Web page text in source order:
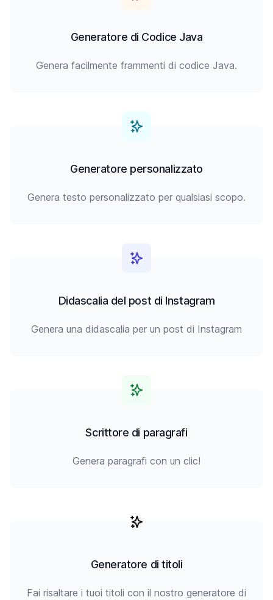
Generatore di Codice Java
Genera facilmente frammenti di codice Java.
Generatore personalizzato
Genera testo personalizzato per qualsiasi scopo.
Didascalia del post di Instagram
Genera una didascalia per un post di Instagram
Scrittore di paragrafi
Genera paragrafi con un clic!
Generatore di titoli
Fai risaltare i tuoi titoli con il nostro generatore di